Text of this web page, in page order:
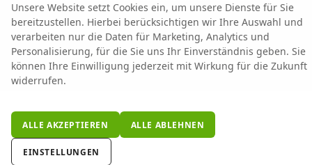
unentgeltlich erhältlich ist unter www.dat.de.
© 2026AUTO HÜNN OHG, Gewerbepark A 1,93086Wörth an der
Donau,09482/80248-0 Powered by Autrado
Unsere Website setzt Cookies ein, um unsere Dienste für Sie
bereitzustellen. Hierbei berücksichtigen wir Ihre Auswahl und
verarbeiten nur die Daten für Marketing, Analytics und
Personalisierung, für die Sie uns Ihr Einverständnis geben. Sie
können Ihre Einwilligung jederzeit mit Wirkung für die Zukunft
widerrufen.
ALLE AKZEPTIEREN ALLE ABLEHNEN
EINSTELLUNGEN